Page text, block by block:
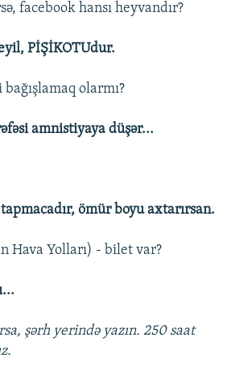
facebook hansı heyvandır?
PİŞİKOTUdur.
olarmı?
amnistiyaya düşər...
ömür boyu axtarırsan.
Hava Yolları) - bilet var?
şərh yerində yazın. 250 saat